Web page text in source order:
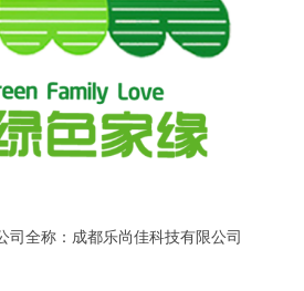
司全称：成都乐尚佳科技有限公司